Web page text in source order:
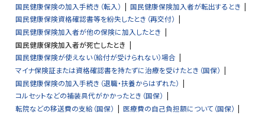
国民健康保険の加入手続き（転入）
国民健康保険加入者が転出するとき
国民健康保険資格確認書等を紛失したとき（再交付）
国民健康保険加入者が他の保険に加入したとき
国民健康保険加入者が死亡したとき
国民健康保険が使えない（給付が受けられない）場合
マイナ保険証または資格確認書を持たずに治療を受けたとき（国保）
国民健康保険の加入手続き（退職・扶養からはずれた）
コルセットなどの補装具代がかかったとき（国保）
転院などの移送費の支給（国保）
医療費の自己負担額について（国保）